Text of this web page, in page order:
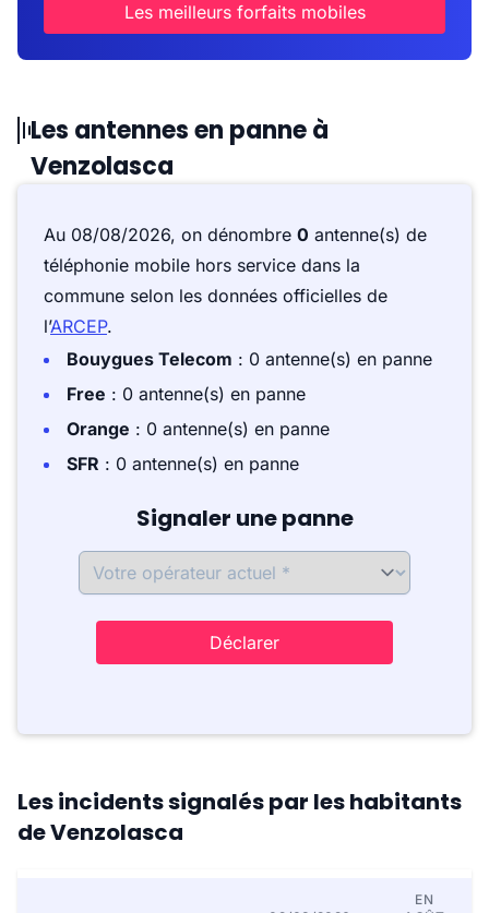
Les meilleurs forfaits mobiles
Les antennes en panne à
Venzolasca
Au 08/08/2026, on dénombre 0 antenne(s) de
téléphonie mobile hors service dans la
commune selon les données officielles de
l’ARCEP.
Bouygues Telecom : 0 antenne(s) en panne
Free : 0 antenne(s) en panne
Orange : 0 antenne(s) en panne
SFR : 0 antenne(s) en panne
Signaler une panne
Déclarer
Les incidents signalés par les habitants
de Venzolasca
EN